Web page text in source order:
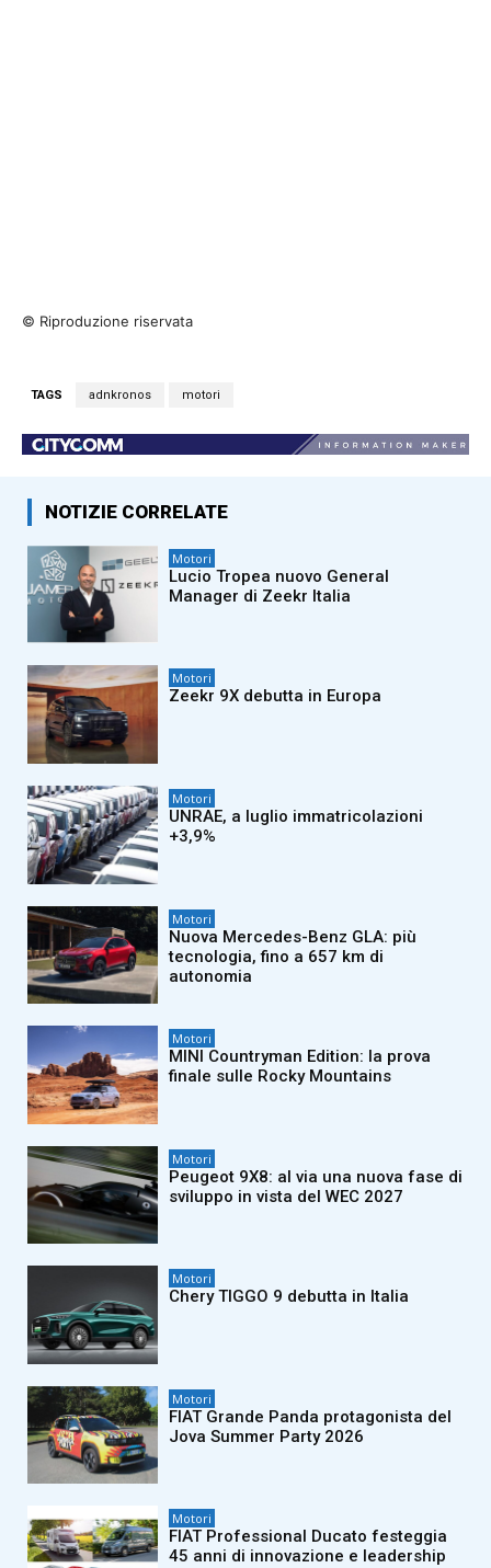
© Riproduzione riservata
TAGS adnkronos motori
NOTIZIE CORRELATE
Motori
Lucio Tropea nuovo General
Manager di Zeekr Italia
Motori
Zeekr 9X debutta in Europa
Motori
UNRAE, a luglio immatricolazioni
+3,9%
Motori
Nuova Mercedes-Benz GLA: più
tecnologia, fino a 657 km di
autonomia
Motori
MINI Countryman Edition: la prova
finale sulle Rocky Mountains
Motori
Peugeot 9X8: al via una nuova fase di
sviluppo in vista del WEC 2027
Motori
Chery TIGGO 9 debutta in Italia
Motori
FIAT Grande Panda protagonista del
Jova Summer Party 2026
Motori
FIAT Professional Ducato festeggia
45 anni di innovazione e leadership